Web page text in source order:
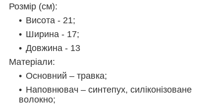
Розмір (см):
Висота - 21;
Ширина - 17;
Довжина - 13
Матеріали:
Основний – травка;
Наповнювач – синтепух, силіконізоване
волокно;